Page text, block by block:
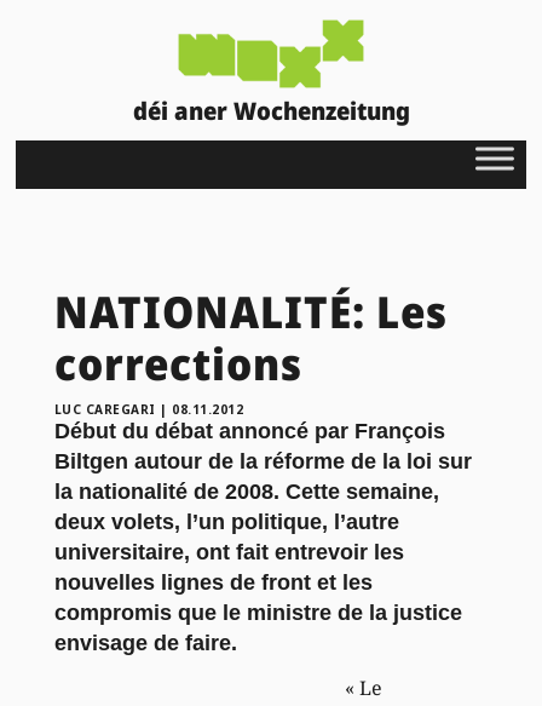
déi aner Wochenzeitung
NATIONALITÉ: Les
corrections
LUC CAREGARI | 08.11.2012
Début du débat annoncé par François
Biltgen autour de la réforme de la loi sur
la nationalité de 2008. Cette semaine,
deux volets, l’un politique, l’autre
universitaire, ont fait entrevoir les
nouvelles lignes de front et les
compromis que le ministre de la justice
envisage de faire.
« Le